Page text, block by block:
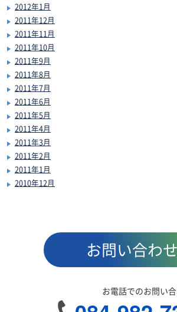
2012年1月
2011年12月
2011年11月
2011年10月
2011年9月
2011年8月
2011年7月
2011年6月
2011年5月
2011年4月
2011年3月
2011年2月
2011年1月
2010年12月
お問い合わせ
お電話でのお問い